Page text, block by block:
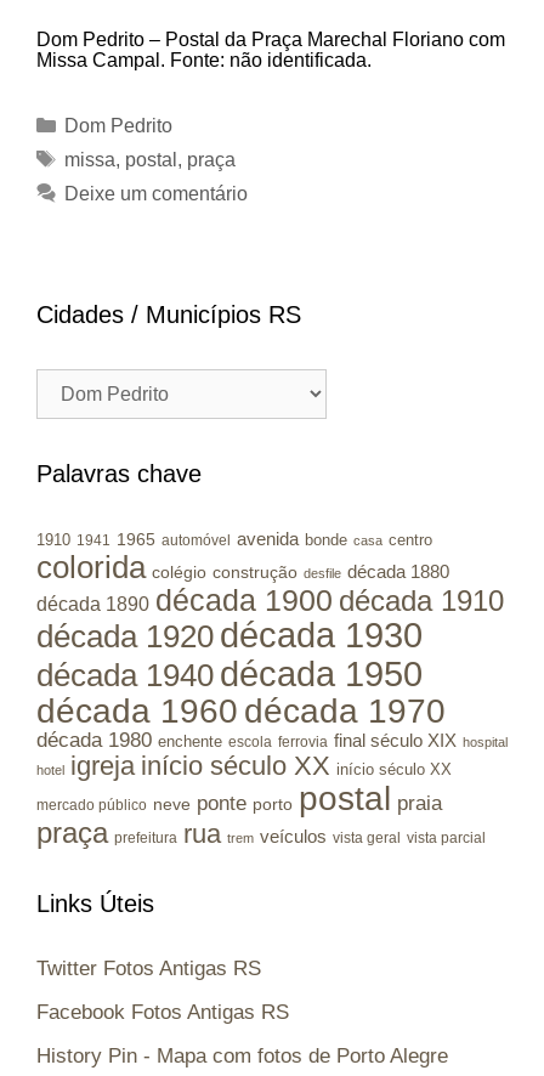
Dom Pedrito – Postal da Praça Marechal Floriano com
Missa Campal. Fonte: não identificada.
Categorias
Dom Pedrito
Tags
missa, postal , praça
Deixe um comentário
Cidades / Municípios RS
Cidades
Municípios
Palavras chave
1910 1941 1965 automóvel avenida bonde casa centro
colorida colégio construção desfile década 1880
década 1890 década 1900 década 1910
década 1920 década 1930
década 1940 década 1950
década 1960 década 1970
década 1980 enchente escola ferrovia final século XIX hospital
hotel igreja início século XX início século XX
mercado público neve ponte porto postal praia
praça prefeitura rua trem veículos vista geral vista parcial
Links Úteis
Twitter Fotos Antigas RS
Facebook Fotos Antigas RS
History Pin - Mapa com fotos de Porto Alegre